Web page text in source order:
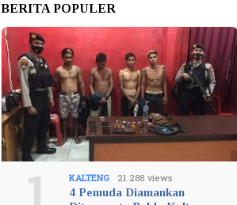
BERITA POPULER
KALTENG 21.288 views
4 Pemuda Diamankan